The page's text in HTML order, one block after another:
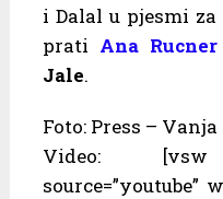
i Dalal u pjesmi
prati Ana Rucner
Jale.
Foto: Press –
Video: [vsw
source=”youtube”